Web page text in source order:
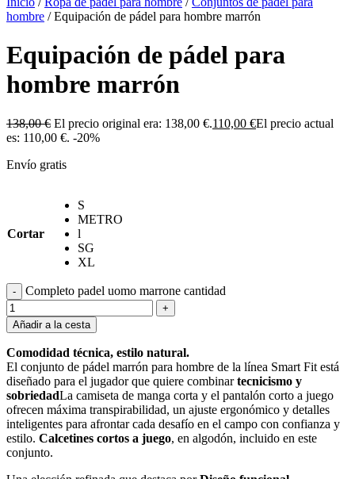
hombre / Equipación de pádel para hombre marrón
Equipación de pádel para
hombre marrón
138,00 € El precio original era: 138,00 €.110,00 €El precio actual
es: 110,00 €. -20%
Envío gratis
Cortar
S
METRO
l
SG
XL
- Completo padel uomo marrone cantidad
+
Añadir a la cesta
Comodidad técnica, estilo natural.
El conjunto de pádel marrón para hombre de la línea Smart Fit está
diseñado para el jugador que quiere combinartecnicismo y
sobriedadLa camiseta de manga corta y el pantalón corto a juego
ofrecen máxima transpirabilidad, un ajuste ergonómico y detalles
inteligentes para afrontar cada desafío en el campo con confianza y
estilo. Calcetines cortos a juego, en algodón, incluido en este
conjunto.